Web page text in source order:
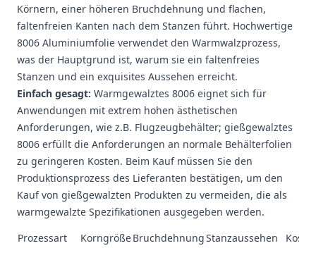
Körnern, einer höheren Bruchdehnung und flachen,
faltenfreien Kanten nach dem Stanzen führt. Hochwertige
8006 Aluminiumfolie verwendet den Warmwalzprozess,
was der Hauptgrund ist, warum sie ein faltenfreies
Stanzen und ein exquisites Aussehen erreicht.
Einfach gesagt: Warmgewalztes 8006 eignet sich für
Anwendungen mit extrem hohen ästhetischen
Anforderungen, wie z.B. Flugzeugbehälter; gießgewalztes
8006 erfüllt die Anforderungen an normale Behälterfolien
zu geringeren Kosten. Beim Kauf müssen Sie den
Produktionsprozess des Lieferanten bestätigen, um den
Kauf von gießgewalzten Produkten zu vermeiden, die als
warmgewalzte Spezifikationen ausgegeben werden.
Prozessart
KorngrößeBruchdehnungStanzaussehen